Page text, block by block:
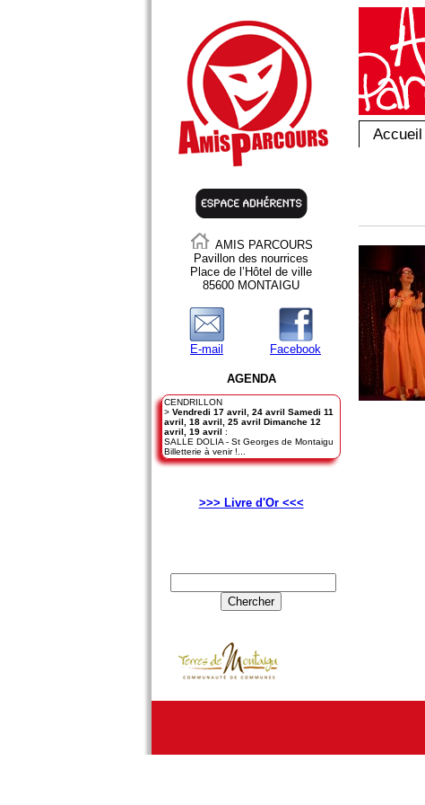
Accueil
AMIS PARCOURS
Pavillon des nourrices
Place de l’Hôtel de ville
85600 MONTAIGU
E-mail Facebook
AGENDA
CENDRILLON
> Vendredi 17 avril, 24 avril Samedi 11
avril, 18 avril, 25 avril Dimanche 12
avril, 19 avril :
SALLE DOLIA - St Georges de Montaigu
Billetterie à venir !...
>>> Livre d'Or <<<